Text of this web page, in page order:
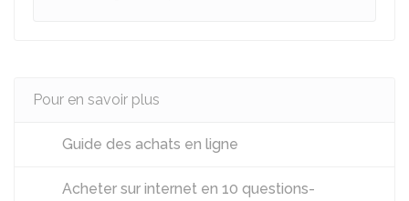
Pour en savoir plus
Guide des achats en ligne
Acheter sur internet en 10 questions-